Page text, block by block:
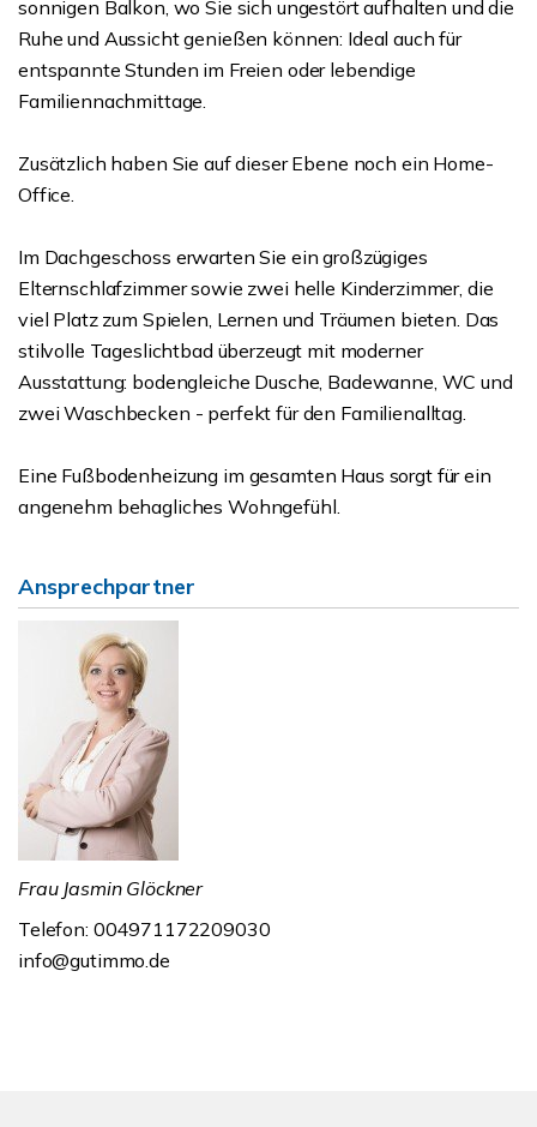
sonnigen Balkon, wo Sie sich ungestört aufhalten und die
Ruhe und Aussicht genießen können: Ideal auch für
entspannte Stunden im Freien oder lebendige
Familiennachmittage.
Zusätzlich haben Sie auf dieser Ebene noch ein Home-
Office.
Im Dachgeschoss erwarten Sie ein großzügiges
Elternschlafzimmer sowie zwei helle Kinderzimmer, die
viel Platz zum Spielen, Lernen und Träumen bieten. Das
stilvolle Tageslichtbad überzeugt mit moderner
Ausstattung: bodengleiche Dusche, Badewanne, WC und
zwei Waschbecken - perfekt für den Familienalltag.
Eine Fußbodenheizung im gesamten Haus sorgt für ein
angenehm behagliches Wohngefühl.
Ansprechpartner
Frau Jasmin Glöckner
Telefon: 004971172209030
info@gutimmo.de